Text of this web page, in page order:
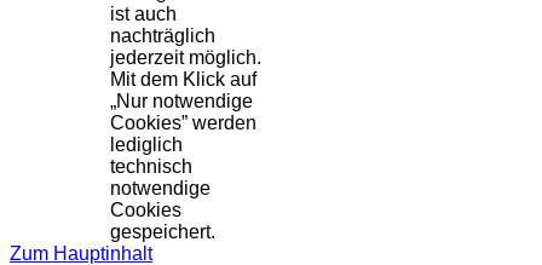
ist auch
nachträglich
jederzeit möglich.
Mit dem Klick auf
„Nur notwendige
Cookies” werden
lediglich
technisch
notwendige
Cookies
gespeichert.
Zum Hauptinhalt